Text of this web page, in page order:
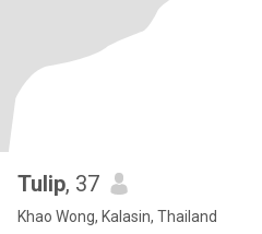
Tulip, 37
Khao Wong, Kalasin, Thailand